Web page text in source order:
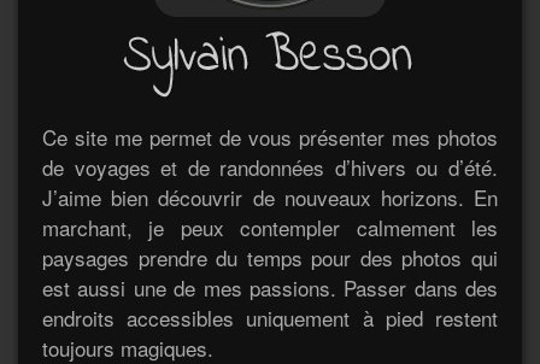
Ce site me permet de vous présenter mes photos
de voyages et de randonnées d’hivers ou d’été.
J’aime bien découvrir de nouveaux horizons. En
marchant, je peux contempler calmement les
paysages prendre du temps pour des photos qui
est aussi une de mes passions. Passer dans des
endroits accessibles uniquement à pied restent
toujours magiques.